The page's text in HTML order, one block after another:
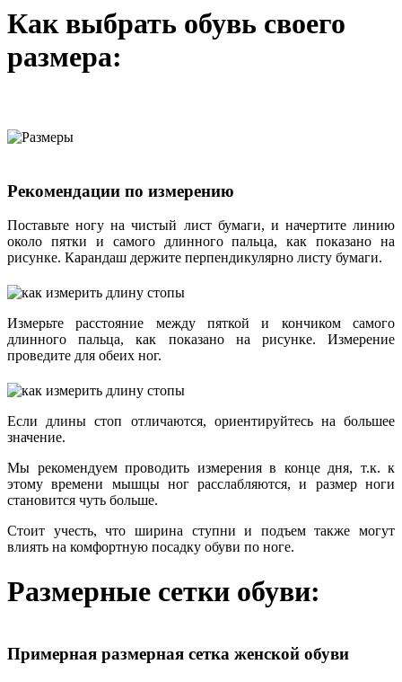
Как выбрать обувь своего
размера:
Рекомендации по измерению
Поставьте ногу на чистый лист бумаги, и начертите линию
около пятки и самого длинного пальца, как показано на
рисунке. Карандаш держите перпендикулярно листу бумаги.
Измерьте расстояние между пяткой и кончиком самого
длинного пальца, как показано на рисунке. Измерение
проведите для обеих ног.
Если длины стоп отличаются, ориентируйтесь на большее
значение.
Мы рекомендуем проводить измерения в конце дня, т.к. к
этому времени мышцы ног расслабляются, и размер ноги
становится чуть больше.
Стоит учесть, что ширина ступни и подъем также могут
влиять на комфортную посадку обуви по ноге.
Размерные сетки обуви:
Примерная размерная сетка женской обуви